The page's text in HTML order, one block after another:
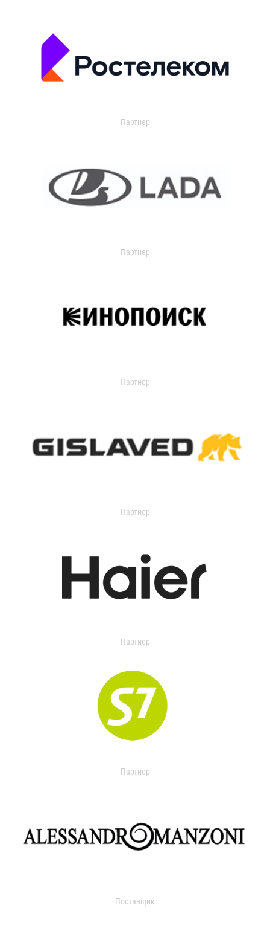
Партнер
Партнер
Партнер
Партнер
Партнер
Партнер
Поставщик